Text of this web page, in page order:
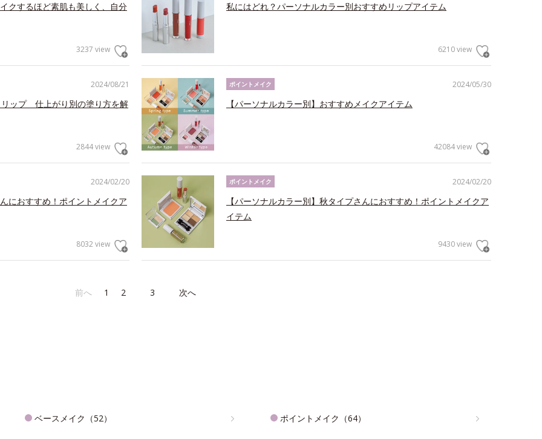
クするほど素肌も美しく、自分
3237 view
私にはどれ？パーソナルカラー別おすすめリップアイテム
6210 view
2024/08/21
ップ 仕上がり別の塗り方を解
2844 view
2024/05/30
ポイントメイク
【パーソナルカラー別】おすすめメイクアイテム
42084 view
2024/02/20
におすすめ！ポイントメイクア
8032 view
2024/02/20
ポイントメイク
【パーソナルカラー別】秋タイプさんにおすすめ！ポイントメイクア
イテム
9430 view
前へ 1 2 3 次へ
ベースメイク（52） ポイントメイク（64）